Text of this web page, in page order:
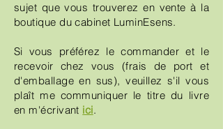
sujet que vous trouverez en vente à la
boutique du cabinet LuminEsens.
Si vous préférez le commander et le
recevoir chez vous (frais de port et
d'emballage en sus), veuillez s'il vous
plaît me communiquer le titre du livre
en m'écrivant ici.